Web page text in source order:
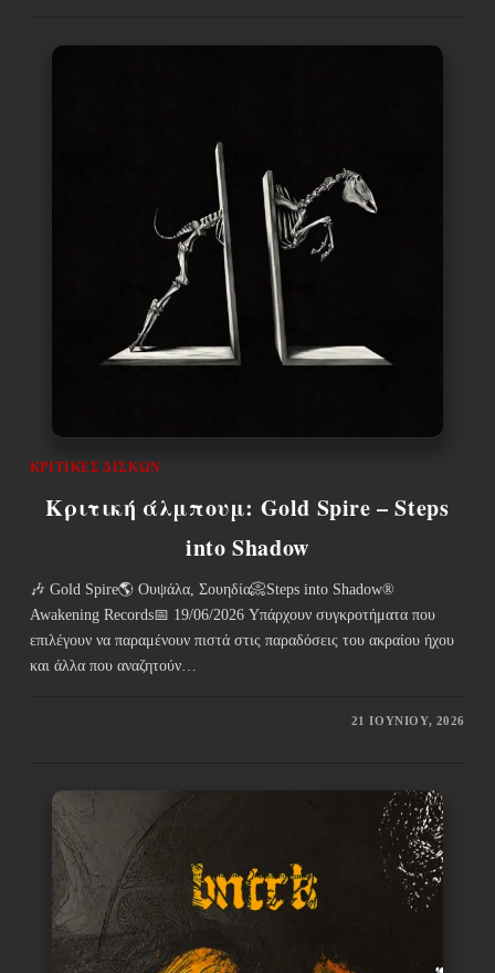
ΚΡΙΤΙΚΈΣ ΔΊΣΚΩΝ
Κριτική άλμπουμ: Gold Spire – Steps
into Shadow
🎶 Gold Spire🌎 Ουψάλα, Σουηδία📀Steps into Shadow®
Awakening Records📅 19/06/2026 Υπάρχουν συγκροτήματα που
επιλέγουν να παραμένουν πιστά στις παραδόσεις του ακραίου ήχου
και άλλα που αναζητούν…
21 ΙΟΥΝΊΟΥ, 2026